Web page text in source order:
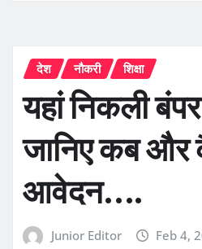
देश नौकरी शिक्षा
यहां निकली
जानिए कब
आवेदन….
Junior Editor Feb 4,